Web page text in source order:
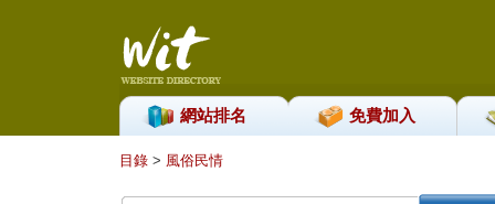
網站排名 免費加入
目錄 > 風俗民情